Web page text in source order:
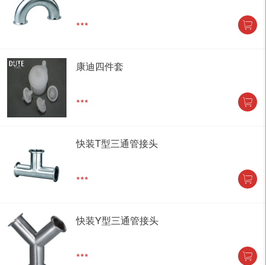
***
康迪四件套
***
快装T型三通管接头
***
快装Y型三通管接头
***